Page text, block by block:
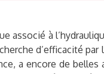
associé à
d’efficacité
a encore de